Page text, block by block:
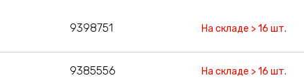
9398751 На складе > 16 шт.
9385556 На складе > 16 шт.